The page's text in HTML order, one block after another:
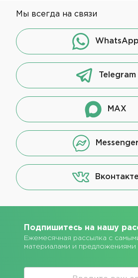
Мы всегда на связи
WhatsApp
Telegram
MAX
Messenger
Вконтакте
Подпишитесь на нашу
Ежемесячная рассылка с
материалами и предложениями